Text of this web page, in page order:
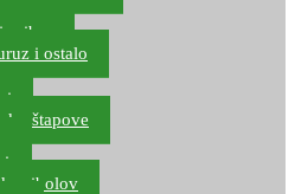
i ostalo
štapove
ribolov